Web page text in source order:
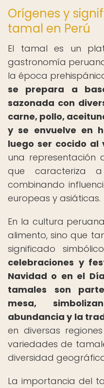
Orígenes y
tamal en Perú
El tamal es un
gastronomía
la época
se prepara a
sazonada con
carne, pollo,
y se envuelve en
luego ser cocido al
una representación
que caracteriza
combinando
europeas y asiáticas.
En la cultura
alimento, sino que
significado
celebraciones y
Navidad o en el
tamales son
mesa,
abundancia y la
en diversas
variedades de
diversidad
La importancia del